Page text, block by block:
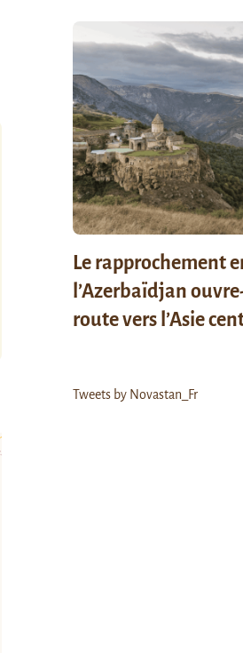
Le rapprochement
l’Azerbaïdjan
route vers l’Asie
Tweets by Novastan_Fr